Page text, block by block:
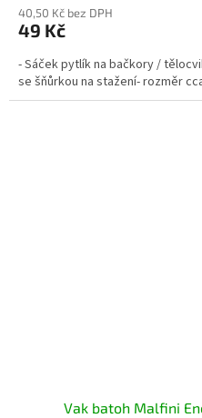
40,50 Kč bez DPH
49 Kč
- Sáček pytlík na bačkory /
se šňůrkou na stažení- rozměr
Vak batoh Malfini